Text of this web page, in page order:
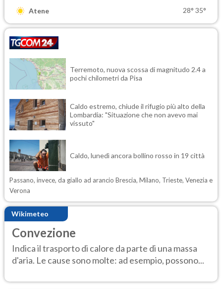
Atene 28° 35°
Terremoto, nuova scossa di magnitudo 2.4 a
pochi chilometri da Pisa
Caldo estremo, chiude il rifugio più alto della
Lombardia: "Situazione che non avevo mai
vissuto"
Caldo, lunedì ancora bollino rosso in 19 città
Passano, invece, da giallo ad arancio Brescia, Milano, Trieste, Venezia e
Verona
Wikimeteo
Convezione
Indica il trasporto di calore da parte di una massa
d'aria. Le cause sono molte: ad esempio, possono...